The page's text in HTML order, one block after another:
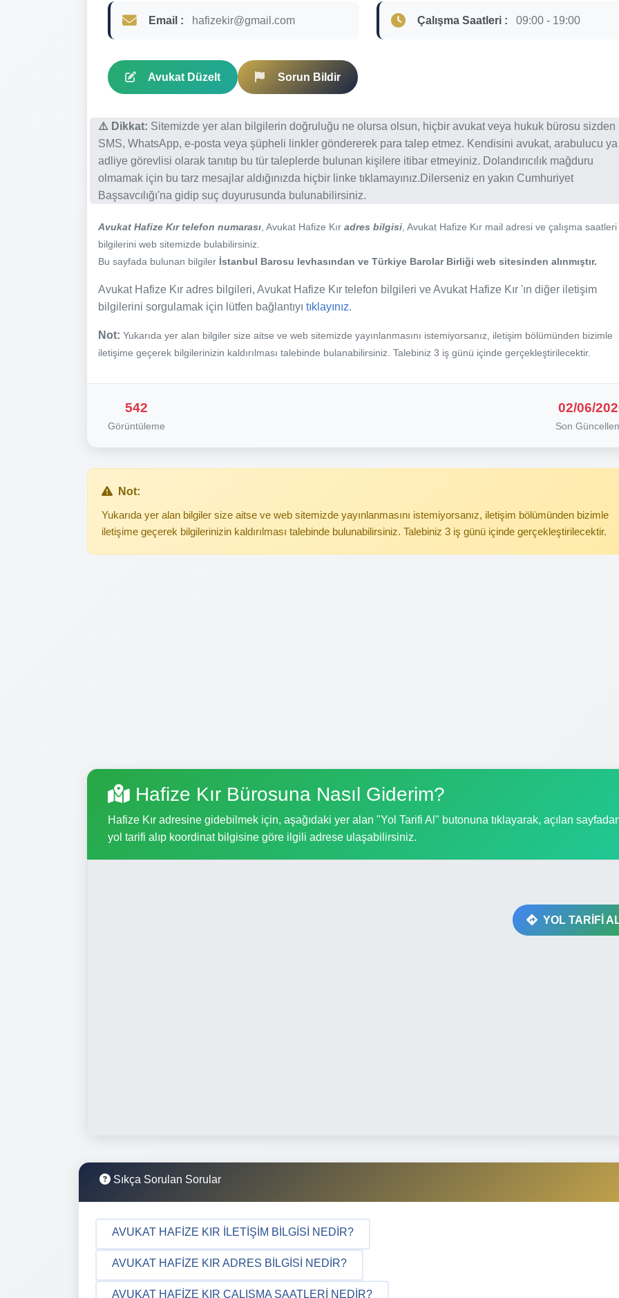
Email : hafizekir@gmail.com Çalışma Saatleri : 09:00 - 19:00
Avukat Düzelt Sorun Bildir
⚠️ Dikkat: Sitemizde yer alan bilgilerin doğruluğu ne olursa olsun, hiçbir avukat veya hukuk bürosu sizden
SMS, WhatsApp, e-posta veya şüpheli linkler göndererek para talep etmez. Kendisini avukat, arabulucu
adliye görevlisi olarak tanıtıp bu tür taleplerde bulunan kişilere itibar etmeyiniz. Dolandırıcılık mağduru
olmamak için bu tarz mesajlar aldığınızda hiçbir linke tıklamayınız.Dilerseniz en yakın Cumhuriyet
Başsavcılığı'na gidip suç duyurusunda bulunabilirsiniz.
Avukat Hafize Kır telefon numarası , Avukat Hafize Kır adres bilgisi , Avukat Hafize Kır mail adresi ve çalışma saatleri
bilgilerini web sitemizde bulabilirsiniz.
Bu sayfada bulunan bilgiler İstanbul Barosu levhasından ve Türkiye Barolar Birliği web sitesinden alınmıştır.
Avukat Hafize Kır adres bilgileri, Avukat Hafize Kır telefon bilgileri ve Avukat Hafize Kır 'ın diğer iletişim
bilgilerini sorgulamak için lütfen bağlantıyı tıklayınız.
Not: Yukarıda yer alan bilgiler size aitse ve web sitemizde yayınlanmasını istemiyorsanız, iletişim bölümünden bizimle
iletişime geçerek bilgilerinizin kaldırılması talebinde bulanabilirsiniz. Talebiniz 3 iş günü içinde gerçekleştirilecektir.
542
Görüntüleme
02/06/
Son
Not:
Yukarıda yer alan bilgiler size aitse ve web sitemizde yayınlanmasını istemiyorsanız, iletişim bölümünden bizimle
iletişime geçerek bilgilerinizin kaldırılması talebinde bulunabilirsiniz. Talebiniz 3 iş günü içinde gerçekleştirilecektir.
Hafize Kır Bürosuna Nasıl Giderim?
Hafize Kır adresine gidebilmek için, aşağıdaki yer alan "Yol Tarifi Al" butonuna tıklayarak, açılan
yol tarifi alıp koordinat bilgisine göre ilgili adrese ulaşabilirsiniz.
YOL TARİFİ
Sıkça Sorulan Sorular
AVUKAT HAFIZE KIR İLETIŞIM BILGISI NEDIR?
AVUKAT HAFIZE KIR ADRES BILGISI NEDIR?
AVUKAT HAFIZE KIR ÇALIŞMA SAATLERI NEDIR?